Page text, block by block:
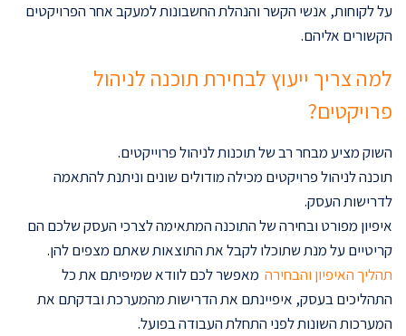
על לקוחות, אנשי הקשר והנהלת החשבונות למעקב אחר הפרויקטים
הקשורים אליהם.
למה צריך ייעוץ לבחירת תוכנה לניהול
פרויקטים?
השוק מציע מבחר רב של תוכנות לניהול פרוייקטים.
תוכנה לניהול פרויקטים מכילה מודולים שונים וניתנת להתאמה
לדרישות העסק.
איפיון מפורט ובחירה של התוכנה המתאימה לצרכי העסק שלכם הם
קריטיים על מנת שתוכלו לקבל את התוצאות שאתם מצפים להן.
תהליך האיפיון והבחירה מאפשר לכם לוודא שמיפיתם את כל
התהליכים בעסק, איפיינתם את הדרישות מהמערכת ובדקתם את
המערכות השונות לפני התחלת העבודה בפועל.